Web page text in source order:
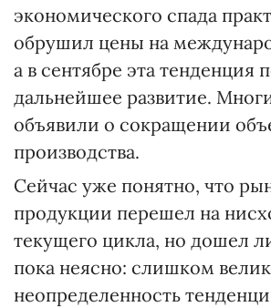
экономического спада
обрушил цены на
а в сентябре эта тенденция
дальнейшее развитие.
объявили о сокращении
производства.
Сейчас уже понятно, что
продукции перешел на
текущего цикла, но дошел
пока неясно: слишком
неопределенность